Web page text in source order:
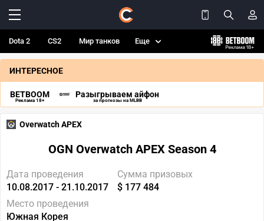
Dota 2 CS2 Мир танков Еще
ИНТЕРЕСНОЕ
BETBOOM
Реклама 18+
Разыгрываем айфон
за прогнозы на MLBB
Overwatch APEX
OGN Overwatch APEX Season 4
Дата проведения
10.08.2017 - 21.10.2017
Сумма призовых
$ 177 484
Место проведения
Южная Корея